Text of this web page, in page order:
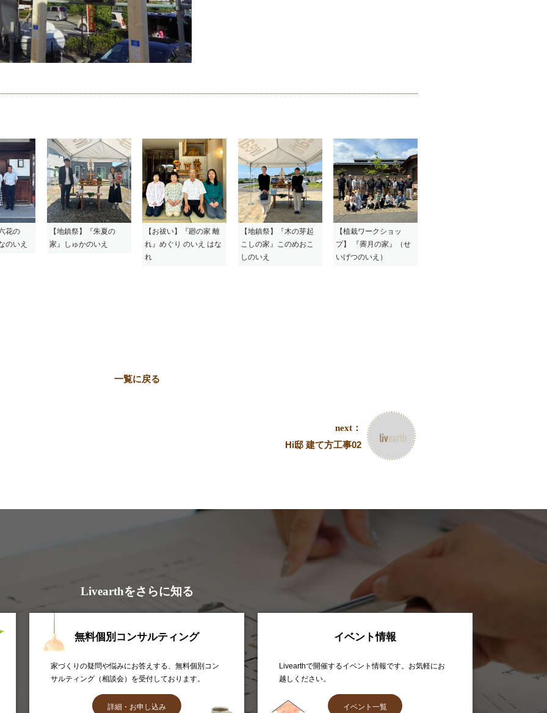
花の
のいえ
【地鎮祭】『朱夏の
家』しゅかのいえ
【お祓い】『廻の家 離
れ』めぐり のいえ はな
れ
【地鎮祭】『木の芽起
こしの家』このめおこ
しのいえ
【植栽ワークショッ
プ】 『霽月の家』（せ
いげつのいえ）
一覧に戻る
next：
Hi邸 建て方工事02
Livearthをさらに知る
無料個別コンサルティング
家づくりの疑問や悩みにお答えする、無料個別コン
サルティング（相談会）を受付しております。
詳細・お申し込み
イベント情報
Livearthで開催するイベント情報です。お気軽にお
越しください。
イベント一覧